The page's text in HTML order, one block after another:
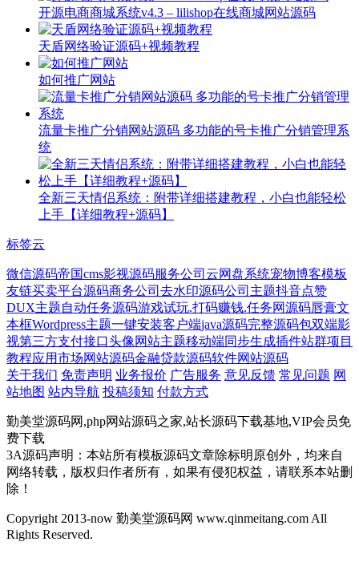
开源电商商城系统v4.3 – lilishop在线商城网站源码
天盾网络验证源码+视频教程
如何推广网站
流量卡推广分销网站源码 多功能的号卡推广分销管理系
统
全新三天情侣系统：附带详细搭建教程，小白也能轻松
上手【详细教程+源码】
标签云
微信源码帝国cms影视源码服务公司 云网盘系统宠物博客模板
友链买卖平台源码商务公司 去水印源码公司主题抖音点赞
DUX主题自动任务源码游戏试玩.打码赚钱.任务网源码唇膏文
本框Wordpress主题一键安装客户端java源码完整源码包双端影
视第三方支付接口头像网站主题移动端同步生成插件站群项目
教程应用市场网站源码金融贷款源码软件网站源码
关于我们 免责声明 业务报价 广告服务 意见反馈 常见问题 网
站地图 站内导航 投稿须知 付款方式
勤美堂源码网,php网站源码之家,站长源码下载基地,VIP会员免
费下载
3A源码声明：本站所有模板源码文章除标明原创外，均来自
网络转载，版权归作者所有，如果有侵犯权益，请联系本站删
除！
Copyright 2013-now 勤美堂源码网 www.qinmeitang.com All
Rights Reserved.